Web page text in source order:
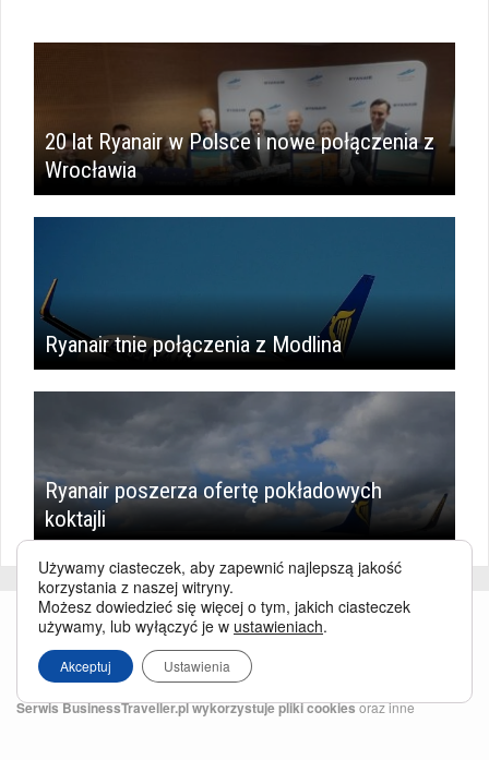
20 lat Ryanair w Polsce i nowe połączenia z
Wrocławia
Ryanair tnie połączenia z Modlina
Ryanair poszerza ofertę pokładowych
koktajli
Serwis BusinessTraveller.pl wykorzystuje pliki cookiesoraz inne
Używamy ciasteczek, aby zapewnić najlepszą jakość
korzystania z naszej witryny.
Możesz dowiedzieć się więcej o tym, jakich ciasteczek
używamy, lub wyłączyć je w ustawieniach.
Akceptuj Ustawienia